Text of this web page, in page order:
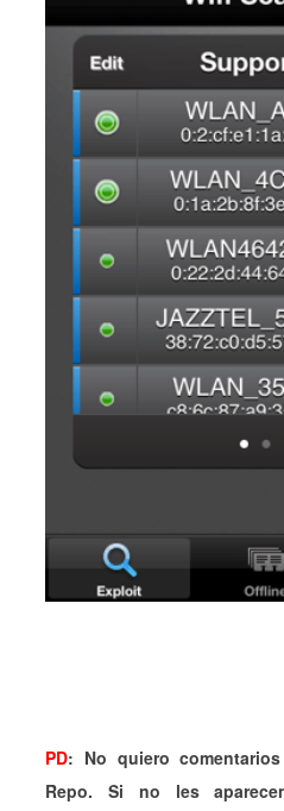
PD: No quiero
Repo. Si no les